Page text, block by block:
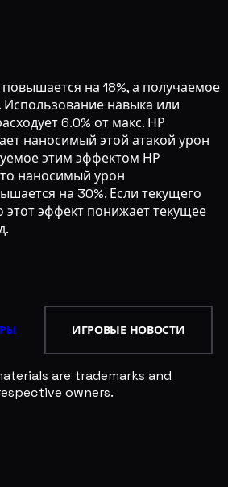
на 18%, а получаемое
Использование навыка или
6.0% от макс. НР
наносимый этой атакой урон
этим эффектом НР
наносимый урон
на 30%. Если текущего
этот эффект понижает текущее
ИГРОВЫЕ НОВОСТИ
are trademarks and
owners.